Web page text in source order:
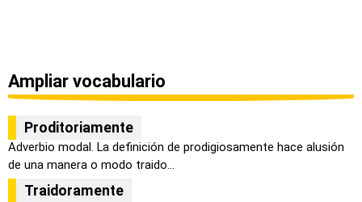
Ampliar vocabulario
Proditoriamente
Adverbio modal. La definición de prodigiosamente hace alusión
de una manera o modo traido...
Traidoramente